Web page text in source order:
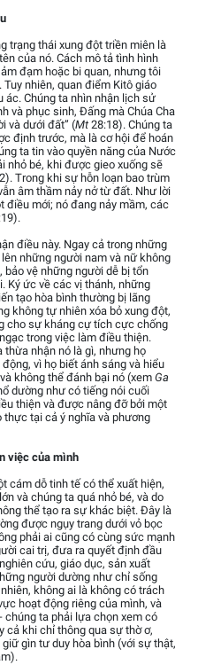
trạng thái xung đột triền miên là
của nó. Cách mô tả tình hình
đạm hoặc bi quan, nhưng tôi
nhiên, quan điểm Kitô giáo
ác. Chúng ta nhìn nhận lịch sử
và phục sinh, Đấng mà Chúa Cha
và dưới đất” (Mt 28:18). Chúng ta
định trước, mà là cơ hội để hoán
ta tin vào quyền năng của Nước
nhỏ bé, khi được gieo xuống sẽ
Trong khi sự hỗn loạn bao trùm
âm thầm nảy nở từ đất. Như lời
điều mới; nó đang nảy mầm, các
điều này. Ngay cả trong những
những người nam và nữ không
vệ những người dễ bị tổn
Ký ức về các vị thánh, những
tạo hòa bình thường bị lãng
không tự nhiên xóa bỏ xung đột,
cho sự kháng cự tích cực chống
trong việc làm điều thiện.
thừa nhận nó là gì, nhưng họ
vì họ biết ánh sáng và hiểu
không thể đánh bại nó (xem Ga
dường như có tiếng nói cuối
thiện và được nâng đỡ bởi một
thực tại cả ý nghĩa và phương
việc của mình
cám dỗ tinh tế có thể xuất hiện,
và chúng ta quá nhỏ bé, và do
thể tạo ra sự khác biệt. Đây là
được ngụy trang dưới vỏ bọc
phải ai cũng có cùng sức mạnh
cai trị, đưa ra quyết định đầu
cứu, giáo dục, sản xuất
người dường như chỉ sống
không ai là không có trách
hoạt động riêng của mình, và
chúng ta phải lựa chọn xem có
cả khi chỉ thông qua sự thờ ơ,
gìn tư duy hòa bình (với sự thật,